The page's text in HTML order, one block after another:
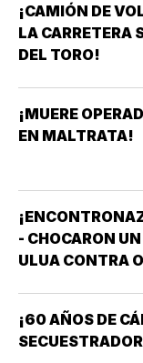
¡CAMIÓN DE
LA CARRETERA
DEL TORO!
¡MUERE
EN MALTRATA!
- CHOCARON
ULUA CONTRA
¡60 AÑOS DE